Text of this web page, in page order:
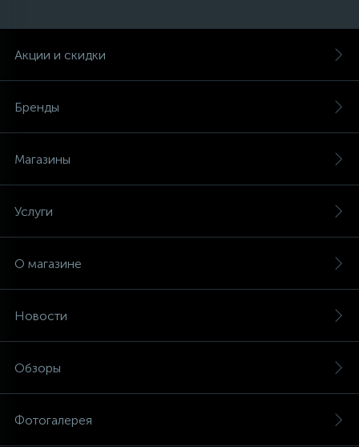
Акции и скидки
Бренды
Магазины
Услуги
О магазине
Новости
Обзоры
Фотогалерея